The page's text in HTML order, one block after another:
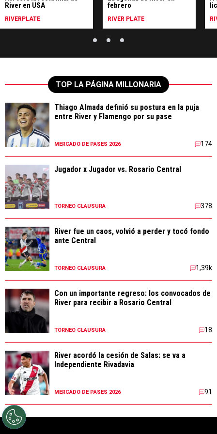
River en USA
RIVERPLATE
febrero
RIVER PLATE
TOP LA PÁGINA MILLONARIA
Thiago Almada definió su postura en la puja
entre River y Flamengo por su pase
MERCADO DE PASES 2026 174
Jugador x Jugador vs. Rosario Central
TORNEO CLAUSURA 378
River fue un caos, volvió a perder y tocó fondo
ante Central
TORNEO CLAUSURA 1,39k
Con un importante regreso: los convocados de
River para recibir a Rosario Central
TORNEO CLAUSURA 18
River acordó la cesión de Salas: se va a
Independiente Rivadavia
MERCADO DE PASES 2026 91